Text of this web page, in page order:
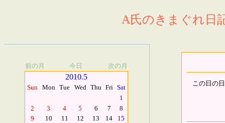
A氏のきまぐれ日
前の月 今日 次の月
2010.5
Sun Mon Tue Wed Thu Fri Sat
1
2
3 4 5 6 7
8
9
10 11 12 13 14
15
この日の